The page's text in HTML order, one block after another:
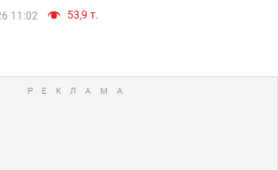
11:02 53,9 т.